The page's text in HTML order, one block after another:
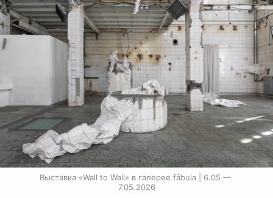
Выставка «Wall to Wall» в галерее fābula | 6.05 —
7.05.2026